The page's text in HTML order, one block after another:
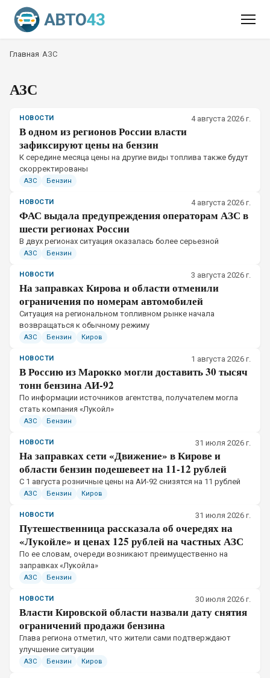
Главная АЗС
АЗС
НОВОСТИ 4 августа 2026 г.
В одном из регионов России власти
зафиксируют цены на бензин
К середине месяца цены на другие виды топлива также будут
скорректированы
АЗС Бензин
НОВОСТИ 4 августа 2026 г.
ФАС выдала предупреждения операторам АЗС в
шести регионах России
В двух регионах ситуация оказалась более серьезной
АЗС Бензин
НОВОСТИ 3 августа 2026 г.
На заправках Кирова и области отменили
ограничения по номерам автомобилей
Ситуация на региональном топливном рынке начала
возвращаться к обычному режиму
АЗС Бензин Киров
НОВОСТИ 1 августа 2026 г.
В Россию из Марокко могли доставить 30 тысяч
тонн бензина АИ-92
По информации источников агентства, получателем могла
стать компания «Лукойл»
АЗС Бензин
НОВОСТИ 31 июля 2026 г.
На заправках сети «Движение» в Кирове и
области бензин подешевеет на 11-12 рублей
С 1 августа розничные цены на АИ-92 снизятся на 11 рублей
АЗС Бензин Киров
НОВОСТИ 31 июля 2026 г.
Путешественница рассказала об очередях на
«Лукойле» и ценах 125 рублей на частных АЗС
По ее словам, очереди возникают преимущественно на
заправках «Лукойла»
АЗС Бензин
НОВОСТИ 30 июля 2026 г.
Власти Кировской области назвали дату снятия
ограничений продажи бензина
Глава региона отметил, что жители сами подтверждают
улучшение ситуации
АЗС Бензин Киров